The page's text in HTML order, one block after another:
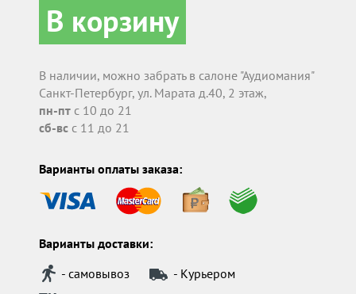
В корзину
В наличии, можно забрать в салоне "Аудиомания"
Санкт-Петербург, ул. Марата д.40, 2 этаж,
пн-птс 10 до 21
сб-всс 11 до 21
Варианты оплаты заказа:
Варианты доставки:
- самовывоз
- Курьером